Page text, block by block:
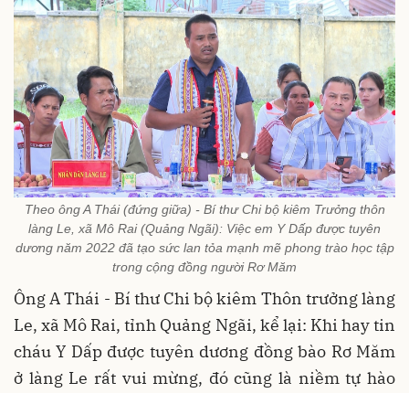
Theo ông A Thái (đứng giữa) - Bí thư Chi bộ kiêm Trưởng thôn
làng Le, xã Mô Rai (Quảng Ngãi): Việc em Y Dấp được tuyên
dương năm 2022 đã tạo sức lan tỏa mạnh mẽ phong trào học tập
trong cộng đồng người Rơ Măm
Ông A Thái - Bí thư Chi bộ kiêm Thôn trưởng làng
Le, xã Mô Rai, tỉnh Quảng Ngãi, kể lại: Khi hay tin
cháu Y Dấp được tuyên dương đồng bào Rơ Măm
ở làng Le rất vui mừng, đó cũng là niềm tự hào